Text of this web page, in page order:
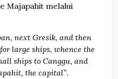
Majapahit melalui
next Gresik, and then
large ships, whence the
ships to Canggu, and
the capital”.